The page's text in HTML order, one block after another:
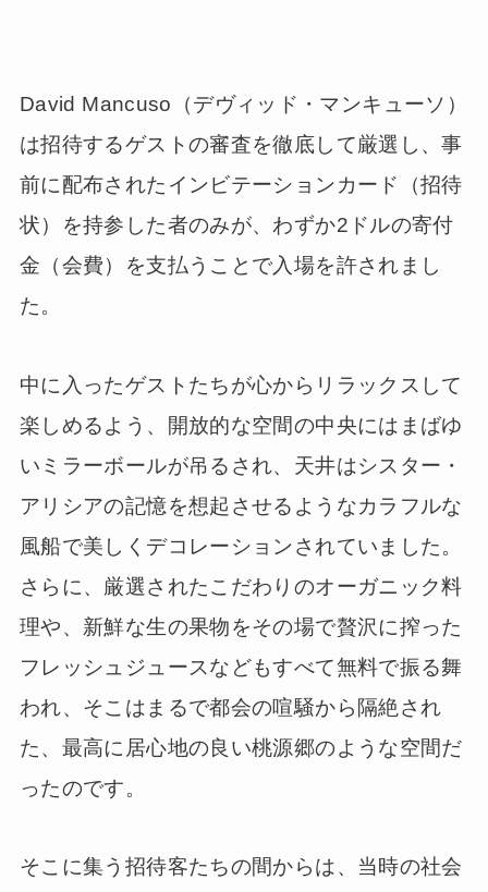
David Mancuso（デヴィッド・マンキューソ）
は招待するゲストの審査を徹底して厳選し、事
前に配布されたインビテーションカード（招待
状）を持参した者のみが、わずか2ドルの寄付
金（会費）を支払うことで入場を許されまし
た。
中に入ったゲストたちが心からリラックスして
楽しめるよう、開放的な空間の中央にはまばゆ
いミラーボールが吊るされ、天井はシスター・
アリシアの記憶を想起させるようなカラフルな
風船で美しくデコレーションされていました。
さらに、厳選されたこだわりのオーガニック料
理や、新鮮な生の果物をその場で贅沢に搾った
フレッシュジュースなどもすべて無料で振る舞
われ、そこはまるで都会の喧騒から隔絶され
た、最高に居心地の良い桃源郷のような空間だ
ったのです。
そこに集う招待客たちの間からは、当時の社会